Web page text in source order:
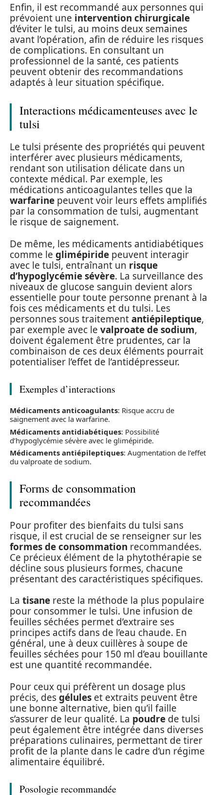
Enfin, il est recommandé aux personnes qui
prévoient une intervention chirurgicale
d’éviter le tulsi, au moins deux semaines
avant l’opération, afin de réduire les risques
de complications. En consultant un
professionnel de la santé, ces patients
peuvent obtenir des recommandations
adaptés à leur situation spécifique.
Interactions médicamenteuses avec le
tulsi
Le tulsi présente des propriétés qui peuvent
interférer avec plusieurs médicaments,
rendant son utilisation délicate dans un
contexte médical. Par exemple, les
médications anticoagulantes telles que la
warfarine peuvent voir leurs effets amplifiés
par la consommation de tulsi, augmentant
le risque de saignement.
De même, les médicaments antidiabétiques
comme le glimépiride peuvent interagir
avec le tulsi, entraînant un risque
d’hypoglycémie sévère. La surveillance des
niveaux de glucose sanguin devient alors
essentielle pour toute personne prenant à la
fois ces médicaments et du tulsi. Les
personnes sous traitementantiépileptique,
par exemple avec le valproate de sodium,
doivent également être prudentes, car la
combinaison de ces deux éléments pourrait
potentialiser l’effet de l’antidépresseur.
Exemples d’interactions
Médicaments anticoagulants: Risque accru de
saignement avec la warfarine.
Médicaments antidiabétiques: Possibilité
d’hypoglycémie sévère avec le glimépiride.
Médicaments antiépileptiques: Augmentation de l’effet
du valproate de sodium.
Forms de consommation
recommandées
Pour profiter des bienfaits du tulsi sans
risque, il est crucial de se renseigner sur les
formes de consommation recommandées.
Ce précieux élément de la phytothérapie se
décline sous plusieurs formes, chacune
présentant des caractéristiques spécifiques.
La tisane reste la méthode la plus populaire
pour consommer le tulsi. Une infusion de
feuilles séchées permet d’extraire ses
principes actifs dans de l’eau chaude. En
général, une à deux cuillères à soupe de
feuilles séchées pour 150 ml d’eau bouillante
est une quantité recommandée.
Pour ceux qui préfèrent un dosage plus
précis, desgélules et extraits peuvent être
une bonne alternative, bien qu’il faille
s’assurer de leur qualité. La poudre de tulsi
peut également être intégrée dans diverses
préparations culinaires, permettant de tirer
profit de la plante dans le cadre d’un régime
alimentaire équilibré.
Posologie recommandée